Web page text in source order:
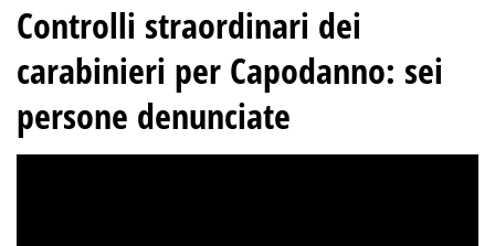
Controlli straordinari dei
carabinieri per Capodanno: sei
persone denunciate